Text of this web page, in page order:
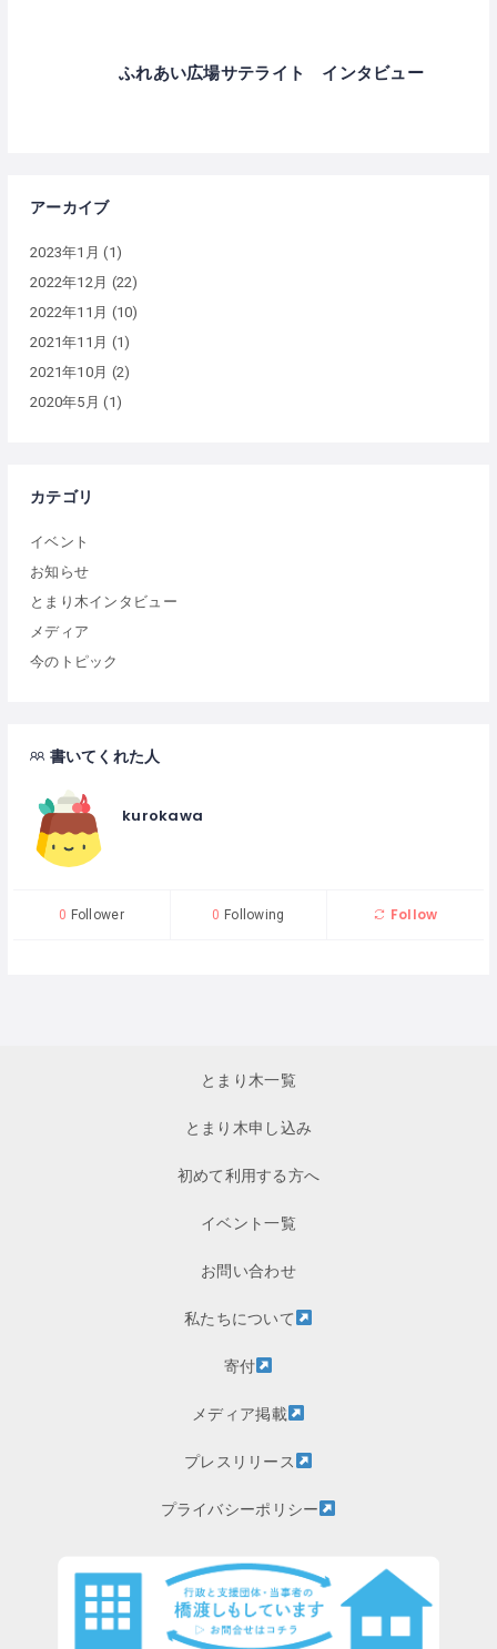
ふれあい広場サテライト インタビュー
アーカイブ
2023年1月 (1)
2022年12月 (22)
2022年11月 (10)
2021年11月 (1)
2021年10月 (2)
2020年5月 (1)
カテゴリ
イベント
お知らせ
とまり木インタビュー
メディア
今のトピック
書いてくれた人
kurokawa
0 Follower 0 Following Follow
とまり木一覧
とまり木申し込み
初めて利用する方へ
イベント一覧
お問い合わせ
私たちについて
寄付
メディア掲載
プレスリリース
プライバシーポリシー